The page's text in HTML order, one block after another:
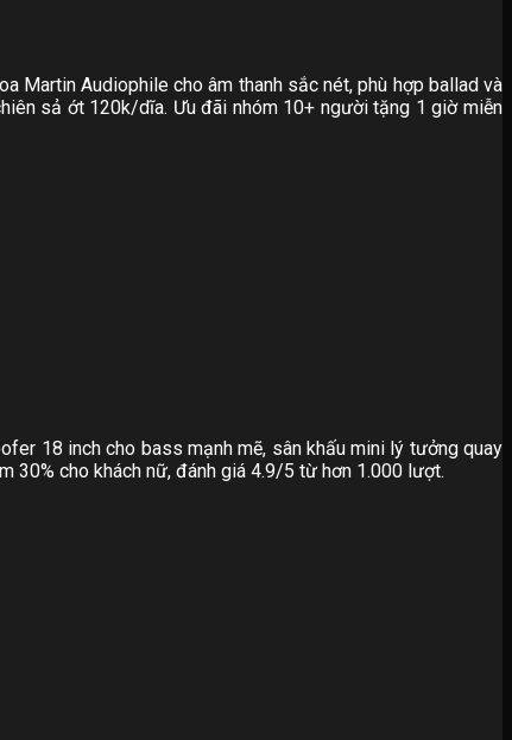
Martin Audiophile cho âm thanh sắc nét, phù hợp ballad và
sả ớt 120k/dĩa. Ưu đãi nhóm 10+ người tặng 1 giờ miễn
18 inch cho bass mạnh mẽ, sân khấu mini lý tưởng quay
30% cho khách nữ, đánh giá 4.9/5 từ hơn 1.000 lượt.